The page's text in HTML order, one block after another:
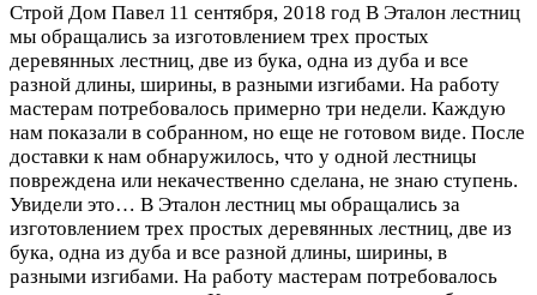
Строй Дом Павел 11 сентября, 2018 год В Эталон лестниц
мы обращались за изготовлением трех простых
деревянных лестниц, две из бука, одна из дуба и все
разной длины, ширины, в разными изгибами. На работу
мастерам потребовалось примерно три недели. Каждую
нам показали в собранном, но еще не готовом виде. После
доставки к нам обнаружилось, что у одной лестницы
повреждена или некачественно сделана, не знаю ступень.
Увидели это… В Эталон лестниц мы обращались за
изготовлением трех простых деревянных лестниц, две из
бука, одна из дуба и все разной длины, ширины, в
разными изгибами. На работу мастерам потребовалось